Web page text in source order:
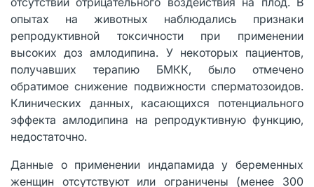
опытах на животных наблюдались признаки
репродуктивной токсичности при применении
высоких доз амлодипина. У некоторых пациентов,
получавших терапию БМКК, было отмечено
обратимое снижение подвижности сперматозоидов.
Клинических данных, касающихся потенциального
эффекта амлодипина на репродуктивную функцию,
недостаточно.
Данные о применении индапамида у беременных
женщин отсутствуют или ограничены (менее 300